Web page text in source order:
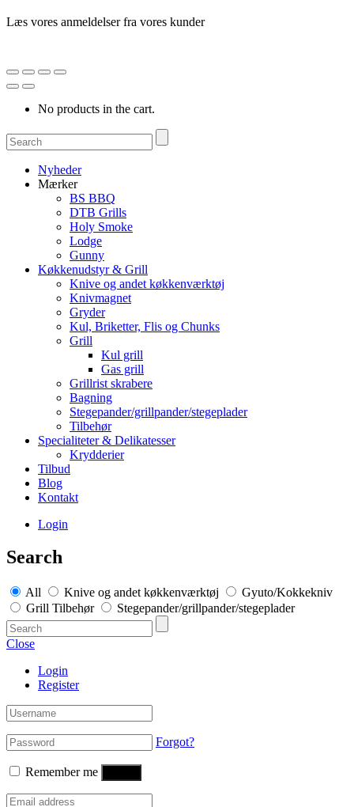
Læs vores anmeldelser fra vores kunder
No products in the cart.
Nyheder
Mærker
BS BBQ
DTB Grills
Holy Smoke
Lodge
Gunny
Køkkenudstyr & Grill
Knive og andet køkkenværktøj
Knivmagnet
Gryder
Kul, Briketter, Flis og Chunks
Grill
Kul grill
Gas grill
Grillrist skrabere
Bagning
Stegepander/grillpander/stegeplader
Tilbehør
Specialiteter & Delikatesser
Krydderier
Tilbud
Blog
Kontakt
Login
Search
All Knive og andet køkkenværktøj
Gyuto/Kokkekniv
Grill Tilbehør
Stegepander/grillpander/stegeplader
Close
Login
Register
Forgot?
Remember me